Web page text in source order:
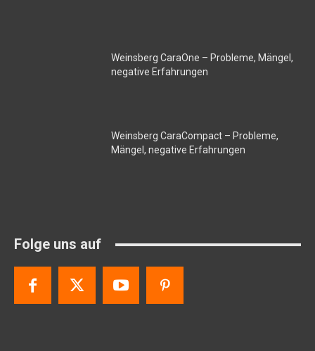
Weinsberg CaraOne – Probleme, Mängel,
negative Erfahrungen
Weinsberg CaraCompact – Probleme,
Mängel, negative Erfahrungen
Folge uns auf